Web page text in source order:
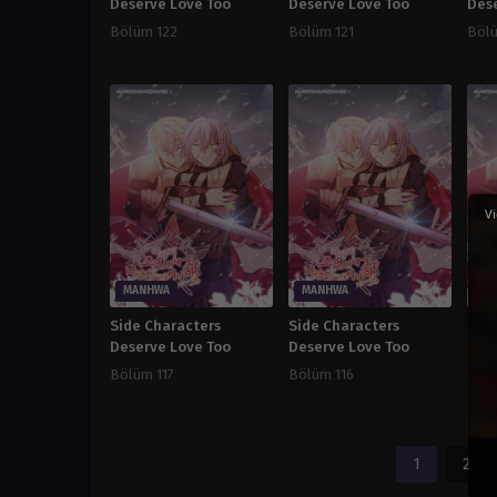
Deserve Love Too
Bölüm 122
Deserve Love Too
Bölüm 121
MANHWA
Side Characters
Deserve Love Too
Bölüm 117
MANHWA
Side Characters
Deserve Love Too
Bölüm 116
1 2